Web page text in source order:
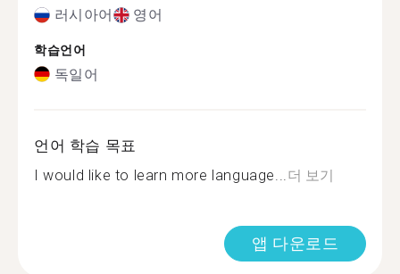
러시아어 영어
학습언어
독일어
언어 학습 목표
I would like to learn more language... 더 보기
앱 다운로드